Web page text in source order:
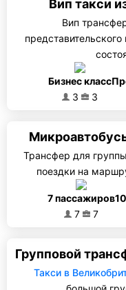
Вип такси
Вип
Бизнес класс
3
3
Трансфер для
поездки на
7 пассажиров
7
7
Групповой
Такси в